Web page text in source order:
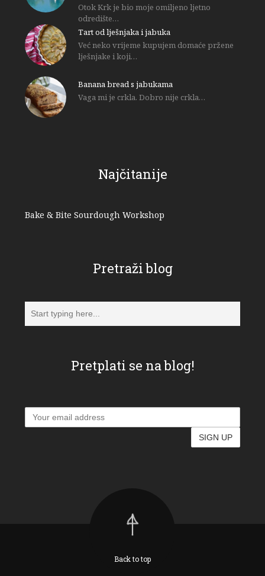
Otok Krk je bio moje omiljeno ljetno
odredište…
Tart od lješnjaka i jabuka
Već neko vrijeme kupujem domaće pržene
lješnjake i koji…
Banana bread s jabukama
Vaga mi je crkla. Dobro nije crkla…
Najčitanije
Bake & Bite Sourdough Workshop
Pretraži blog
Pretplati se na blog!
Back to top